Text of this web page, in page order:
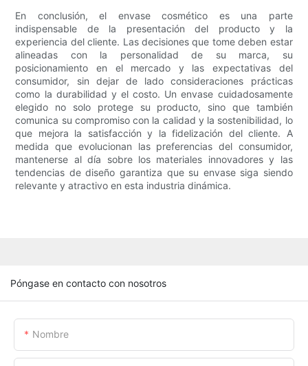
En conclusión, el envase cosmético es una parte
indispensable de la presentación del producto y la
experiencia del cliente. Las decisiones que tome deben estar
alineadas con la personalidad de su marca, su
posicionamiento en el mercado y las expectativas del
consumidor, sin dejar de lado consideraciones prácticas
como la durabilidad y el costo. Un envase cuidadosamente
elegido no solo protege su producto, sino que también
comunica su compromiso con la calidad y la sostenibilidad, lo
que mejora la satisfacción y la fidelización del cliente. A
medida que evolucionan las preferencias del consumidor,
mantenerse al día sobre los materiales innovadores y las
tendencias de diseño garantiza que su envase siga siendo
relevante y atractivo en esta industria dinámica.
Póngase en contacto con nosotros
Nombre